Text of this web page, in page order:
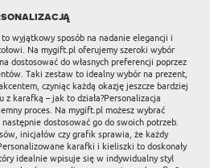
wyjątkowy sposób na nadanie elegancji i
Na mygift.pl oferujemy szeroki wybór
dostosować do własnych preferencji poprzez
Taki zestaw to idealny wybór na prezent,
czyniąc każdą okazję jeszcze bardziej
karafką – jak to działa?Personalizacja
proces. Na mygift.pl możesz wybrać
dostosować go do swoich potrzeb.
inicjałów czy grafik sprawia, że każdy
karafki i kieliszki to doskonały
idealnie wpisuje się w indywidualny styl